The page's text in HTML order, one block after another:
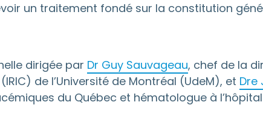
un traitement fondé sur la constitution
dirigée par Dr Guy Sauvageau, chef de la
de l’Université de Montréal (UdeM), et Dre
du Québec et hématologue à